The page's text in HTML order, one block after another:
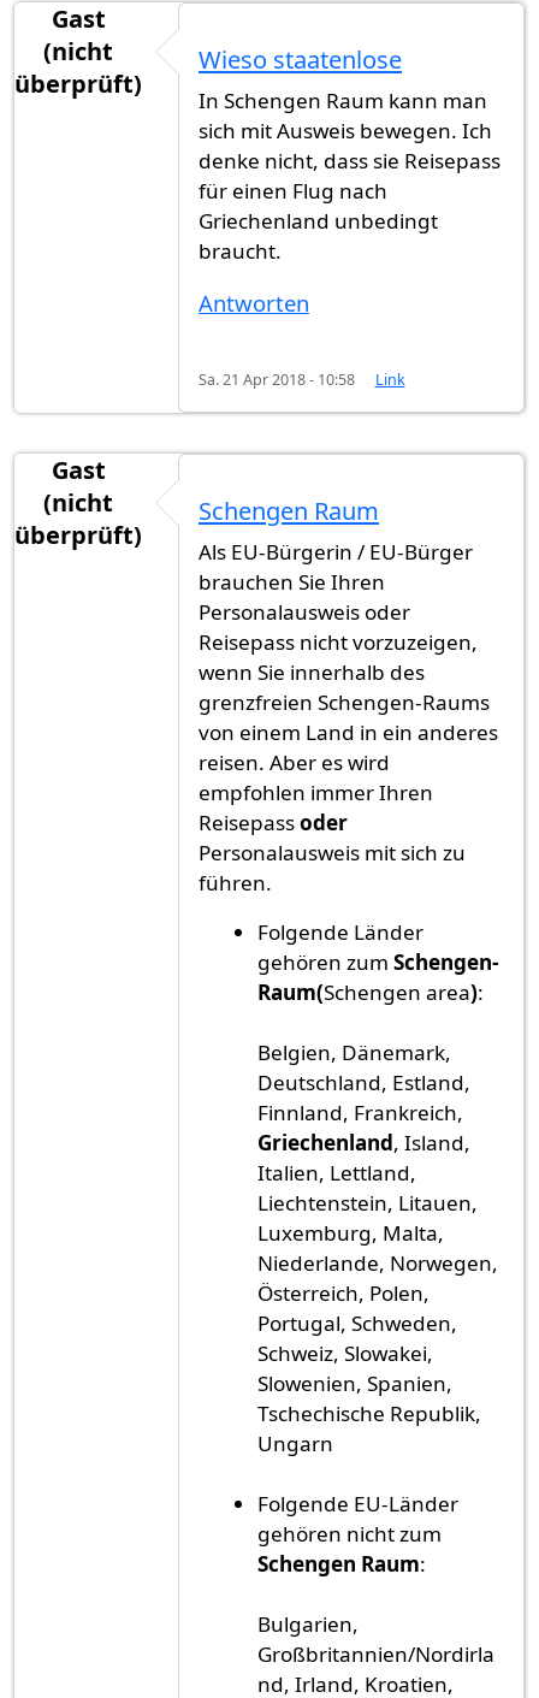
Gast
(nicht
überprüft)
Wieso staatenlose
In Schengen Raum kann man
sich mit Ausweis bewegen. Ich
denke nicht, dass sie Reisepass
für einen Flug nach
Griechenland unbedingt
braucht.
Antworten
Sa. 21 Apr 2018 - 10:58 Link
Gast
(nicht
überprüft)
Schengen Raum
Als EU-Bürgerin / EU-Bürger
brauchen Sie Ihren
Personalausweis oder
Reisepass nicht vorzuzeigen,
wenn Sie innerhalb des
grenzfreien Schengen-Raums
von einem Land in ein anderes
reisen. Aber es wird
empfohlen immer Ihren
Reisepassoder
Personalausweis mit sich zu
führen.
Folgende Länder
gehören zumSchengen-
Raum(Schengen area):
Belgien, Dänemark,
Deutschland, Estland,
Finnland, Frankreich,
Griechenland, Island,
Italien, Lettland,
Liechtenstein, Litauen,
Luxemburg, Malta,
Niederlande, Norwegen,
Österreich, Polen,
Portugal, Schweden,
Schweiz, Slowakei,
Slowenien, Spanien,
Tschechische Republik,
Ungarn
Folgende EU-Länder
gehören nicht zum
Schengen Raum:
Bulgarien,
Großbritannien/Nordirla
nd, Irland, Kroatien,